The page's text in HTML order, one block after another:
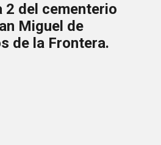
2 del cementerio
Miguel de
de la Frontera.